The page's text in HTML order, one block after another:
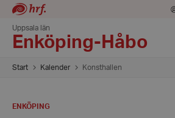
Uppsala län
Enköping-Håbo
Start Kalender Konsthallen
PLATS:
ENKÖPING